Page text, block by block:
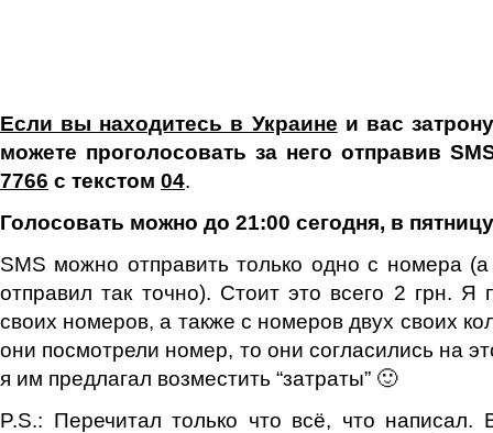
Если вы находитесь в Украине и вас
можете проголосовать за него отправив
7766 с текстом 04.
Голосовать можно до 21:00 сегодня, в
SMS можно отправить только одно с номера
отправил так точно). Стоит это всего 2 грн. Я
своих номеров, а также с номеров двух своих
они посмотрели номер, то они согласились на
я им предлагал возместить “затраты” 🙂
P.S.: Перечитал только что всё, что написал.